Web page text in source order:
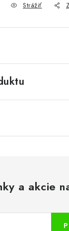
Strážiť
a akcie